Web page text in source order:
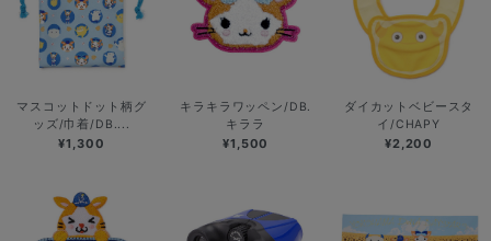
マスコットドット柄グ
ッズ/巾着/DB....
¥1,300
キラキラワッペン/DB.
キララ
¥1,500
ダイカットベビースタ
イ/CHAPY
¥2,200